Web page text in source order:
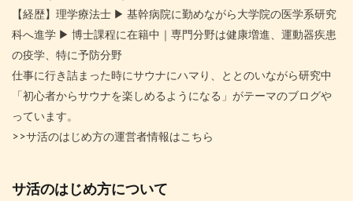
【経歴】理学療法士 ▶︎ 基幹病院に勤めながら大学院の医学系研究
科へ進学 ▶︎ 博士課程に在籍中｜専門分野は健康増進、運動器疾患
の疫学、特に予防分野
仕事に行き詰まった時にサウナにハマり、ととのいながら研究中
「初心者からサウナを楽しめるようになる」がテーマのブログや
っています。
>>サ活のはじめ方の運営者情報はこちら
サ活のはじめ方について